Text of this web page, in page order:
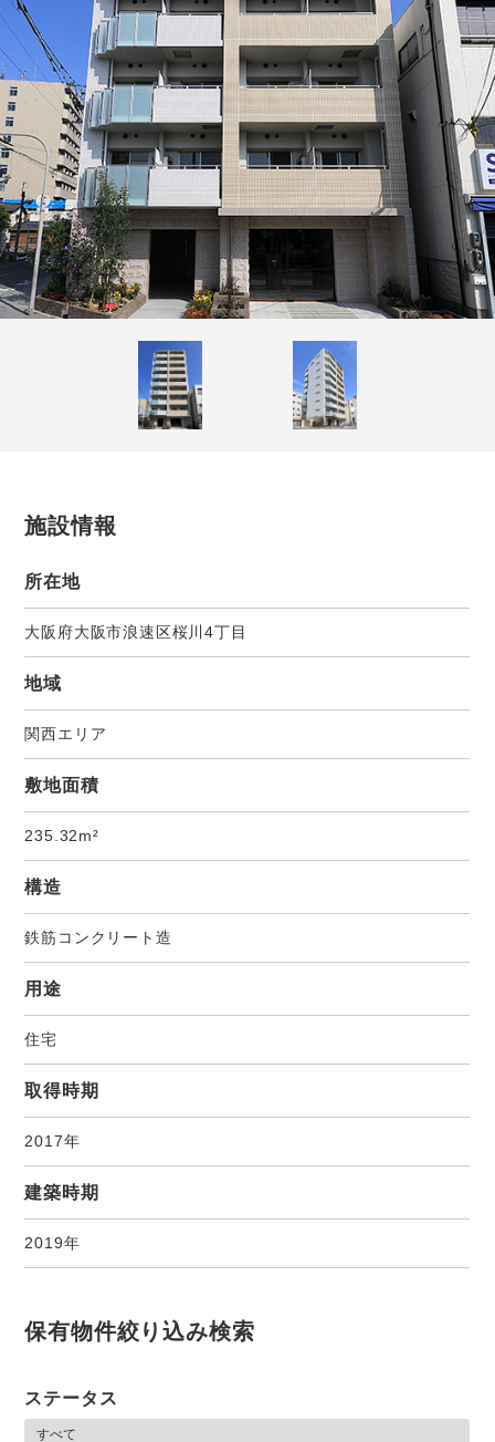
施設情報
所在地
大阪府大阪市浪速区桜川4丁目
地域
関西エリア
敷地面積
235.32m²
構造
鉄筋コンクリート造
用途
住宅
取得時期
2017年
建築時期
2019年
保有物件絞り込み検索
ステータス